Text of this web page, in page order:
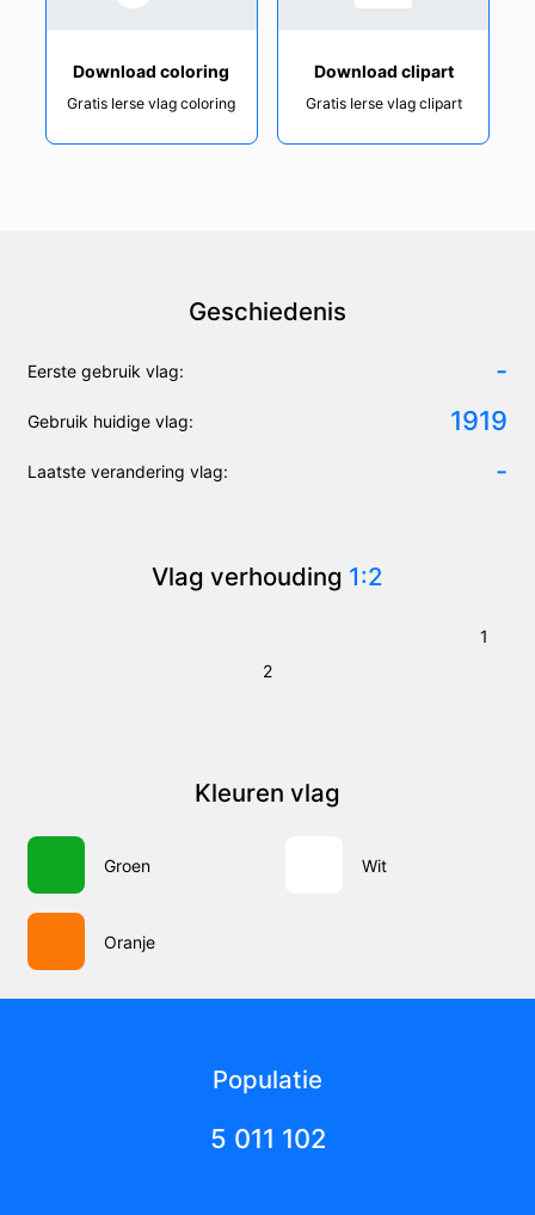
Download coloring
Gratis Ierse vlag coloring
Download clipart
Gratis Ierse vlag clipart
Geschiedenis
Eerste gebruik vlag: -
Gebruik huidige vlag: 1919
Laatste verandering vlag: -
Vlag verhouding 1:2
2
1
Kleuren vlag
Groen Wit
Oranje
Populatie
5 011 102